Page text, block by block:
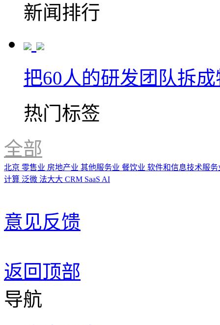
新闻排行
把60人的研发团队拆
热门标签
全部
北京 零售业 房地产业 其他服务业 餐饮业 软件和信息技术服
计算 泛微 法大大 CRM SaaS AI
意见反馈
返回顶部
导航